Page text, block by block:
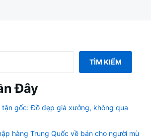
TÌM KIẾM
Đây
tận gốc: Đồ đẹp giá xưởng, không qua
hàng Trung Quốc về bán cho người mù